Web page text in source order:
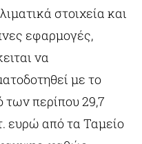
στοιχεία και
εφαρμογές,
να
με το
των περίπου 29,7
ευρώ από τα Ταμείο